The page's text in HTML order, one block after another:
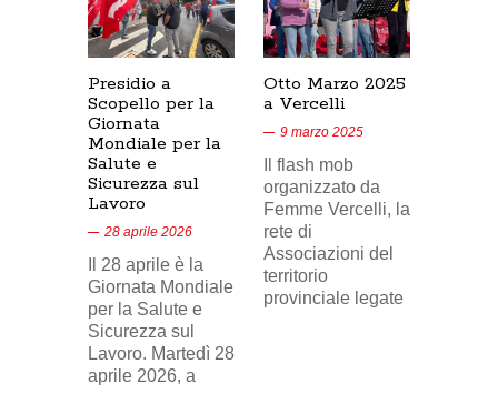
Presidio a
Scopello per la
Giornata
Mondiale per la
Salute e
Sicurezza sul
Lavoro
28 aprile 2026
Il 28 aprile è la
Giornata Mondiale
per la Salute e
Sicurezza sul
Lavoro. Martedì 28
aprile 2026, a
Otto Marzo 2025
a Vercelli
9 marzo 2025
Il flash mob
organizzato da
Femme Vercelli, la
rete di
Associazioni del
territorio
provinciale legate